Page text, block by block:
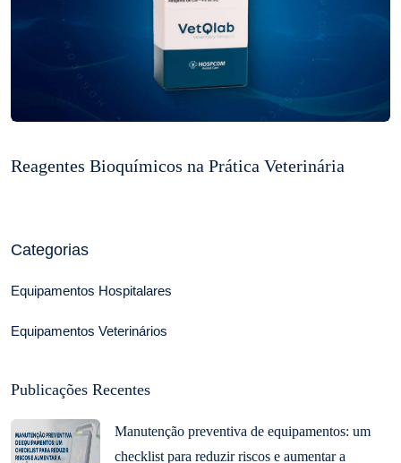
Reagentes Bioquímicos na Prática Veterinária
Categorias
Equipamentos Hospitalares
Equipamentos Veterinários
Publicações Recentes
Manutenção preventiva de equipamentos: um
checklist para reduzir riscos e aumentar a